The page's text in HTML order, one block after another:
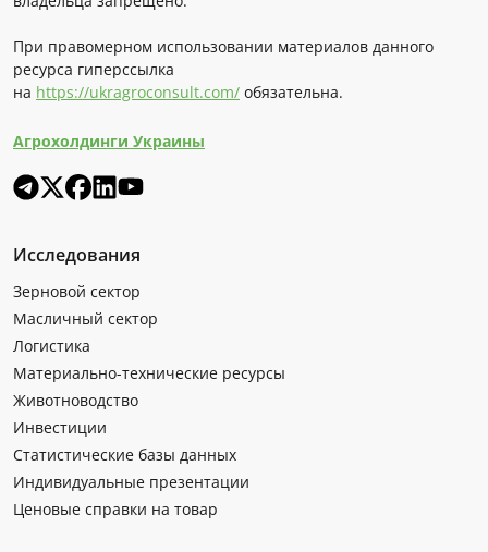
При правомерном использовании материалов данного
ресурса гиперссылка
на https://ukragroconsult.com/ обязательна.
Агрохолдинги Украины
Исследования
Зерновой сектор
Масличный сектор
Логистика
Материально-технические ресурсы
Животноводство
Инвестиции
Статистические базы данных
Индивидуальные презентации
Ценовые справки на товар